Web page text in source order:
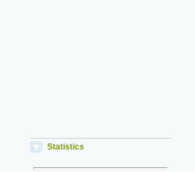
Statistics